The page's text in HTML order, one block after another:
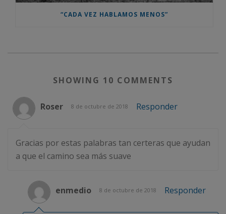
“CADA VEZ HABLAMOS MENOS”
SHOWING 10 COMMENTS
Roser 8 de octubre de 2018 Responder
Gracias por estas palabras tan certeras que ayudan
a que el camino sea más suave
enmedio 8 de octubre de 2018 Responder